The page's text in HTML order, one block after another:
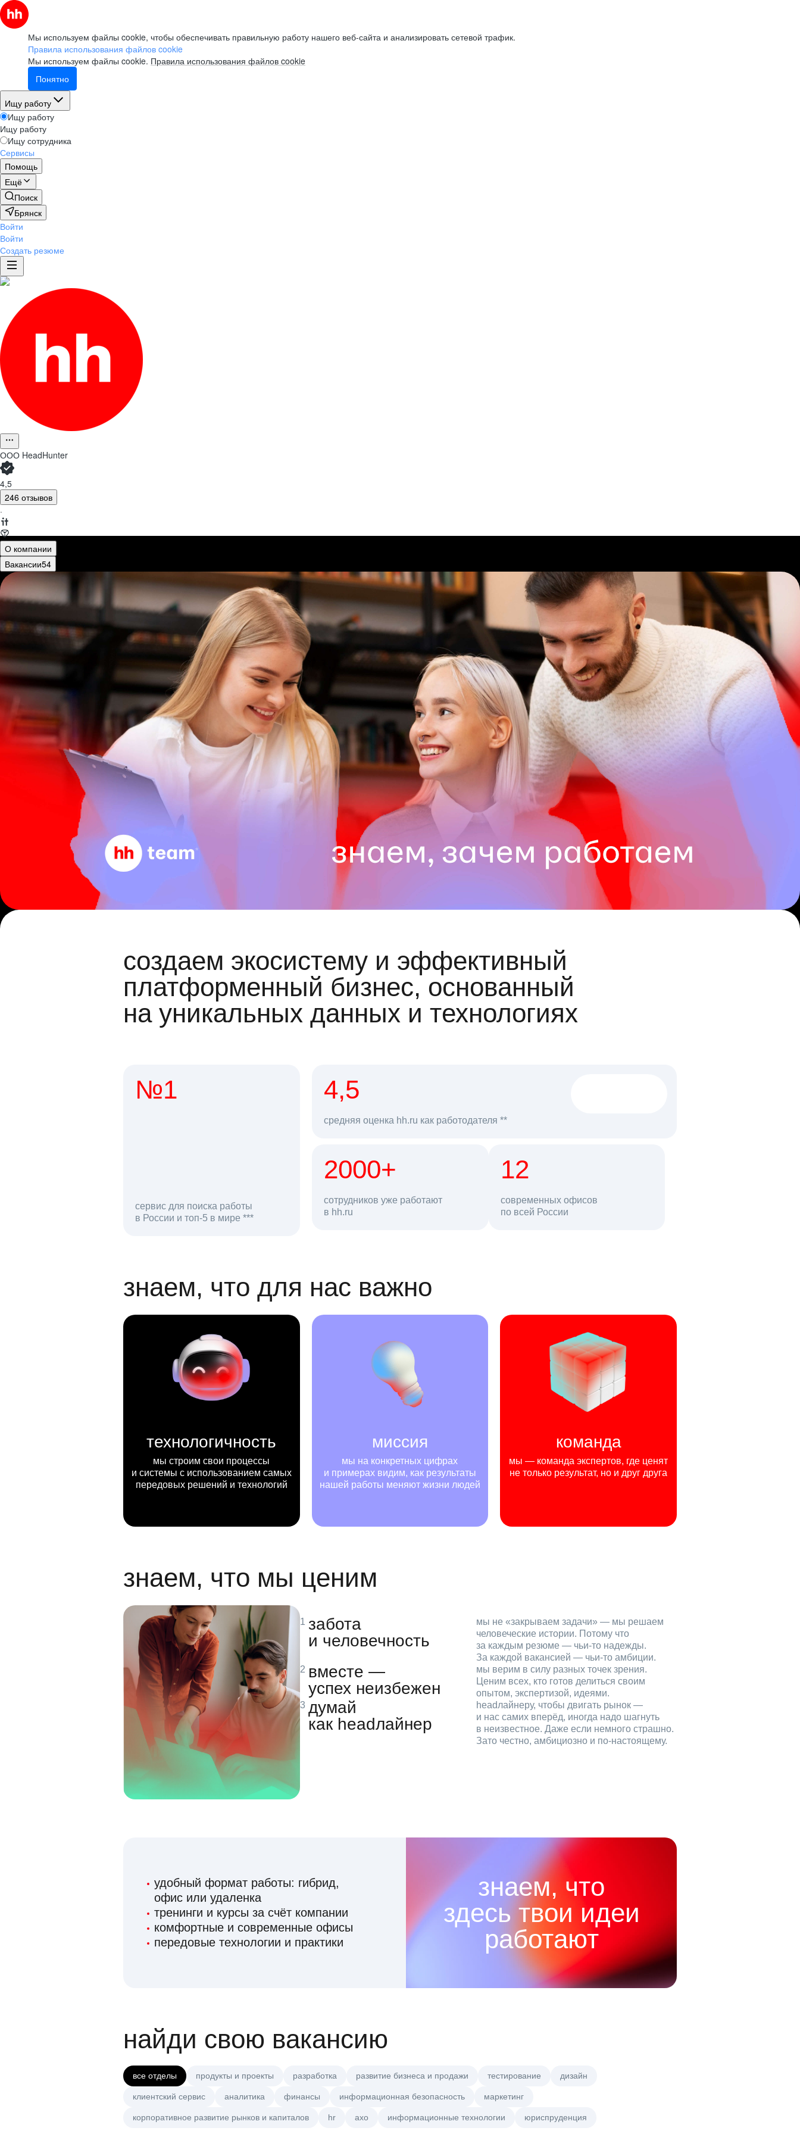
Мы используем файлы cookie, чтобы обеспечивать правильную работу нашего веб-сайта и анализировать сетевой трафик.
Правила использования файлов cookie
Мы используем файлы cookie. Правила использования файлов cookie
Понятно
Ищу работу
Ищу работу
Ищу работу
Ищу сотрудника
Сервисы
Помощь
Ещё
Поиск
Брянск
Войти
Войти
Создать резюме
ООО HeadHunter
4,5
246 отзывов
·
О компании
Вакансии54
создаем экосистему и эффективный
платформенный бизнес, основанный
на уникальных данных и технологиях
№1
сервис для поиска работы
в России и топ-5 в мире ***
откликов на вакансии
4,5
средняя оценка hh.ru как работодателя **
2000+
сотрудников уже работают
в hh.ru
68 млн 12
современных офисов
по всей Россиипользователей в день
знаем, что для нас важно
технологичность
мы строим свои процессы
и системы с использованием самых
передовых решений и технологий
миссия
мы на конкретных цифрах
и примерах видим, как результаты
нашей работы меняют жизни людей
команда
мы — команда экспертов, где ценят
не только результат, но и друг друга
знаем, что мы ценим
забота
и человечность
мы не «закрываем задачи» — мы решаем
человеческие истории. Потому что
за каждым резюме — чьи‑то надежды.
За каждой вакансией — чьи‑то амбиции.
вместе —
успех неизбежен
мы верим в силу разных точек зрения.
Ценим всех, кто готов делиться своим
опытом, экспертизой, идеями.
думай
как headлайнер
headлайнеру, чтобы двигать рынок —
и нас самих вперёд, иногда надо шагнуть
в неизвестное. Даже если немного страшно.
Зато честно, амбициозно и по‑настоящему.
удобный формат работы: гибрид,
офис или удаленка
тренинги и курсы за счёт компании
комфортные и современные офисы
передовые технологии и практики
знаем, что
здесь твои идеи
работают
найди свою вакансию
все отделы продукты и проекты разработка развитие бизнеса и продажи тестирование дизайн
клиентский сервис аналитика финансы информационная безопасность маркетинг
корпоративное развитие рынков и капиталов hr axo информационные технологии юриспруденция